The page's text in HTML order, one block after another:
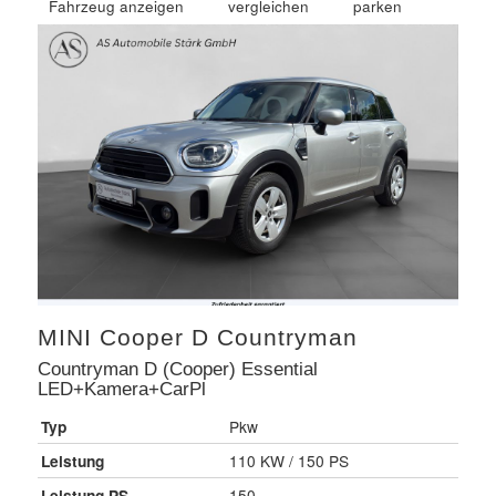
Fahrzeug anzeigen vergleichen parken
MINI Cooper D Countryman
Countryman D (Cooper) Essential
LED+Kamera+CarPl
Typ
Pkw
Leistung
110 KW / 150 PS